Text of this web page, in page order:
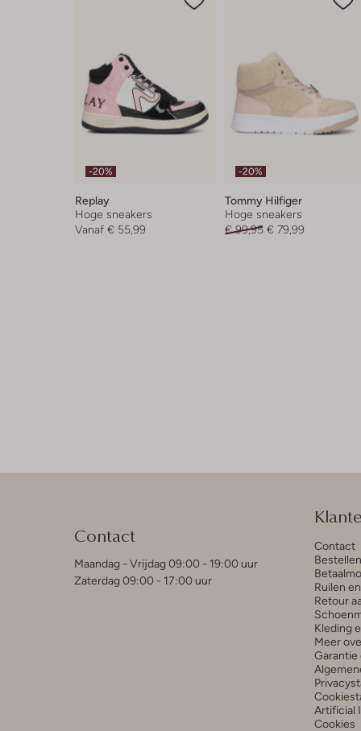
-20%
Replay
Hoge sneakers
Vanaf € 55,99
-20%
Tommy Hilfiger
Hoge sneakers
€ 99,95 € 79,99
Contact
Maandag - Vrijdag 09:00 - 19:00 uur
Zaterdag 09:00 - 17:00 uur
Contact
Ruilen
Retour
Kleding
Meer
Garantie
Artificial
Cookies